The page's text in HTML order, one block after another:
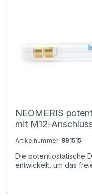
NEOMERIS
mit M12-
Artikelnummer: 891515
Die potentiostatische
entwickelt, um das